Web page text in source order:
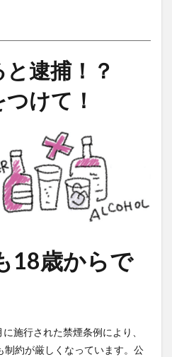
逮捕！？
けて！
18歳からで
施行された禁煙条例により、
制約が厳しくなっています。公